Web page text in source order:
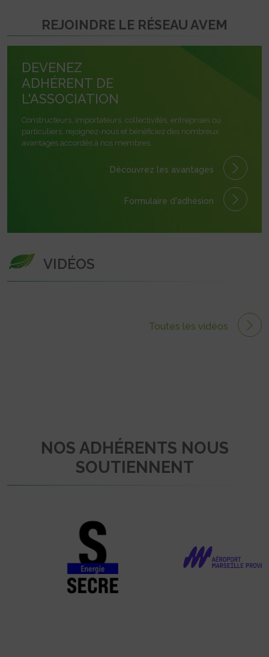
REJOINDRE LE RÉSEAU AVEM
DEVENEZ
ADHÉRENT DE
L'ASSOCIATION
Constructeurs, importateurs, collectivités, entreprises ou
particuliers, rejoignez-nous et bénéficiez des nombreux
avantages accordés à nos membres.
Découvrez les avantages
Formulaire d'adhésion
VIDÉOS
Toutes les vidéos
NOS ADHÉRENTS NOUS
SOUTIENNENT